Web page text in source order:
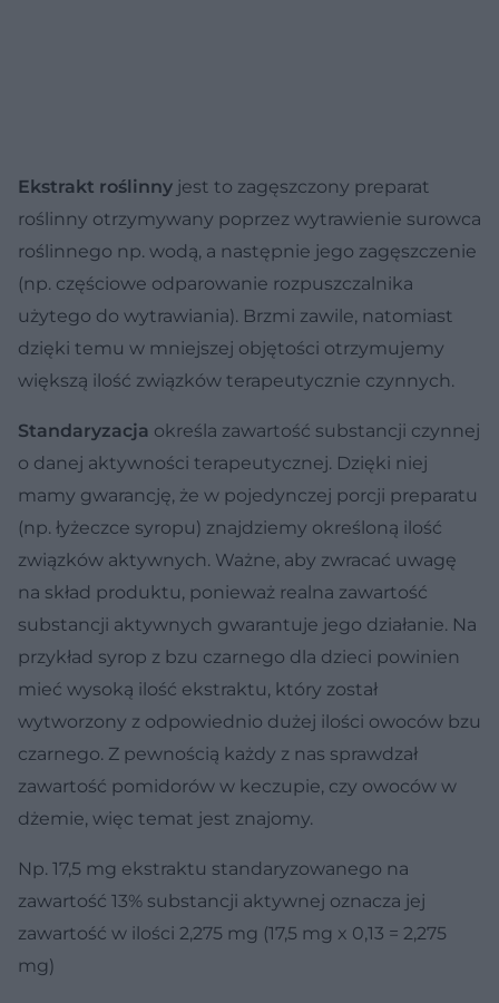
Ekstrakt roślinny jest to zagęszczony preparat
roślinny otrzymywany poprzez wytrawienie surowca
roślinnego np. wodą, a następnie jego zagęszczenie
(np. częściowe odparowanie rozpuszczalnika
użytego do wytrawiania). Brzmi zawile, natomiast
dzięki temu w mniejszej objętości otrzymujemy
większą ilość związków terapeutycznie czynnych.
Standaryzacja określa zawartość substancji czynnej
o danej aktywności terapeutycznej. Dzięki niej
mamy gwarancję, że w pojedynczej porcji preparatu
(np. łyżeczce syropu) znajdziemy określoną ilość
związków aktywnych. Ważne, aby zwracać uwagę
na skład produktu, ponieważ realna zawartość
substancji aktywnych gwarantuje jego działanie. Na
przykład syrop z bzu czarnego dla dzieci powinien
mieć wysoką ilość ekstraktu, który został
wytworzony z odpowiednio dużej ilości owoców bzu
czarnego. Z pewnością każdy z nas sprawdzał
zawartość pomidorów w keczupie, czy owoców w
dżemie, więc temat jest znajomy.
Np. 17,5 mg ekstraktu standaryzowanego na
zawartość 13% substancji aktywnej oznacza jej
zawartość w ilości 2,275 mg (17,5 mg x 0,13 = 2,275
mg)